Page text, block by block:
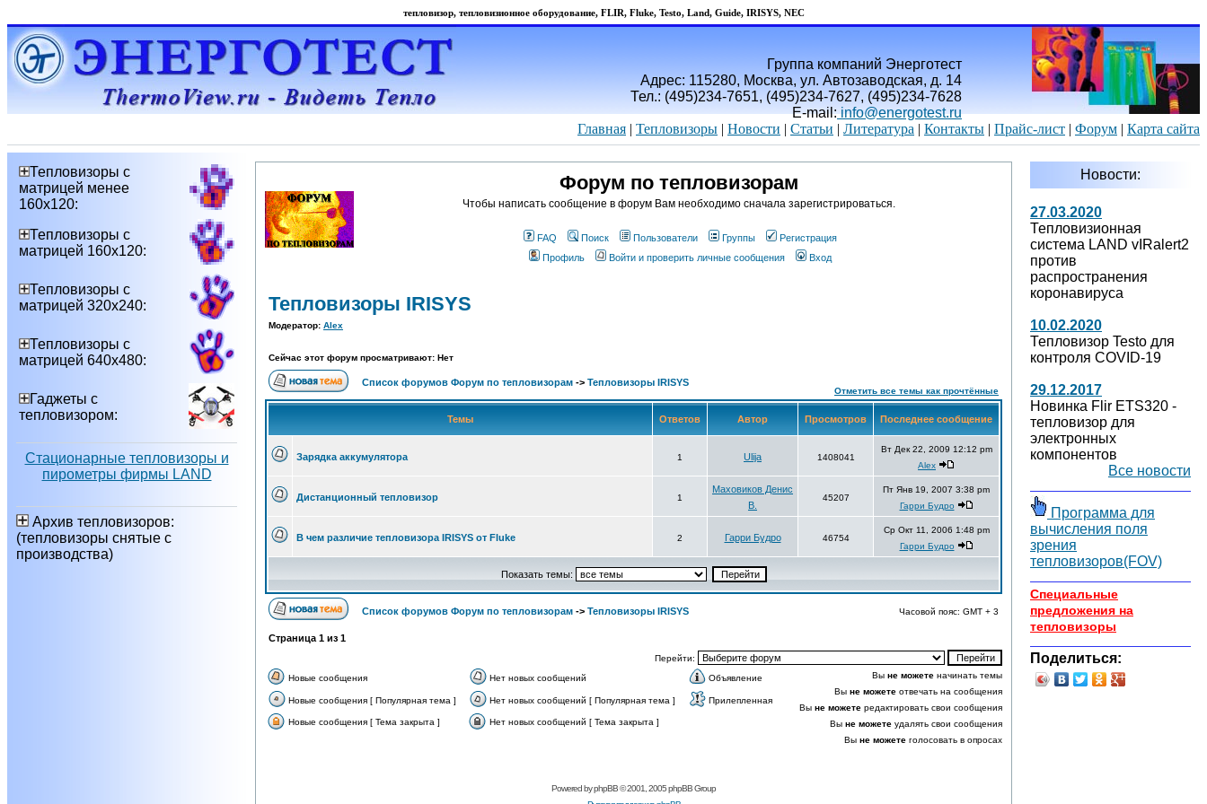
тепловизор, тепловизионное оборудование, FLIR, Fluke, Testo, Land, Guide, IRISYS, NEC
Группа компаний Энерготест
Адрес: 115280, Москва, ул. Автозаводская, д. 14
Тел.: (495)234-7651, (495)234-7627, (495)234-7628
E-mail:info@energotest.ru
Главная | Тепловизоры | Новости | Статьи | Литература | Контакты | Прайс-лист | Форум | Карта сайта
Тепловизоры с
матрицей менее
160х120:
Тепловизоры с
матрицей 160х120:
Тепловизоры с
матрицей 320х240:
Тепловизоры с
матрицей 640х480:
Гаджеты с
тепловизором:
Стационарные тепловизоры и
пирометры фирмы LAND
Архив тепловизоров:
(тепловизоры снятые с
производства)
Форум по тепловизорам
Чтобы написать сообщение в форум Вам необходимо сначала зарегистрироваться.
FAQ Поиск Пользователи Группы
Регистрация
Профиль
Войти и проверить личные сообщения Вход
Тепловизоры IRISYS
Модератор: Alex
Сейчас этот форум просматривают: Нет
Список форумов Форум по тепловизорам -> Тепловизоры IRISYS
Отметить все темы как прочтённые
Темы Ответов Автор Просмотров Последнее сообщение
Зарядка аккумулятора 1 Ulija 1408041
Вт Дек 22, 2009 12:12 pm
Alex
Дистанционный тепловизор 1
Маховиков Денис
В.
45207
Пт Янв 19, 2007 3:38 pm
Гарри Будро
В чем различие тепловизора IRISYS от Fluke 2 Гарри Будро 46754
Ср Окт 11, 2006 1:48 pm
Гарри Будро
Показать темы:
Список форумов Форум по тепловизорам -> Тепловизоры IRISYS Часовой пояс: GMT + 3
Страница 1 из 1
Перейти:
Новые сообщения
Нет новых сообщений Объявление
Новые сообщения [ Популярная тема ] Нет новых сообщений [ Популярная тема ] Прилепленная
Новые сообщения [ Тема закрыта ] Нет новых сообщений [ Тема закрыта ]
Вы не можете начинать темы
Вы не можете отвечать на сообщения
Вы не можете редактировать свои сообщения
Вы не можете удалять свои сообщения
Вы не можете голосовать в опросах
Powered byphpBB© 2001, 2005 phpBB Group
Новости:
27.03.2020
Тепловизионная
система LAND vIRalert2
против
распространения
коронавируса
10.02.2020
Тепловизор Testo для
контроля COVID-19
29.12.2017
Новинка Flir ETS320 -
тепловизор для
электронных
компонентов
Все новости
Программа для
вычисления поля
зрения
тепловизоров(FOV)
Специальные
предложения на
тепловизоры
Поделиться: